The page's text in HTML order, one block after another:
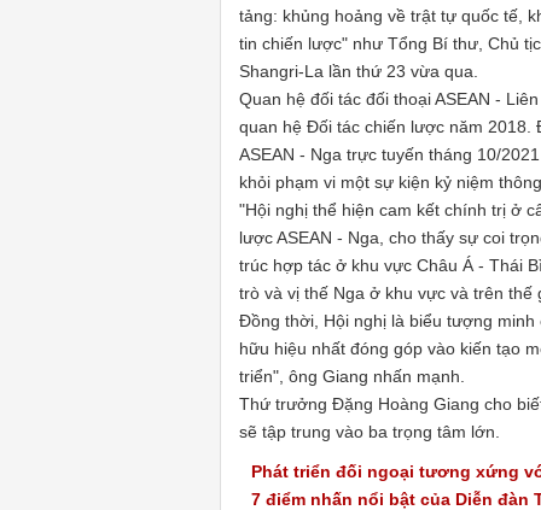
tảng: khủng hoảng về trật tự quốc tế,
tin chiến lược" như Tổng Bí thư, Chủ
Shangri-La lần thứ 23 vừa qua.
Quan hệ đối tác đối thoại ASEAN -
quan hệ Đối tác chiến lược năm
ASEAN - Nga trực tuyến tháng 10/
khỏi phạm vi một sự kiện kỷ niệm
"Hội nghị thể hiện cam kết chính trị ở
lược ASEAN - Nga, cho thấy sự coi
trúc hợp tác ở khu vực Châu Á - Thái
trò và vị thế Nga ở khu vực và trên thế
Đồng thời, Hội nghị là biểu tượng
hữu hiệu nhất đóng góp vào kiến tạo
triển", ông Giang nhấn mạnh.
Thứ trưởng Đặng Hoàng Giang cho
sẽ tập trung vào ba trọng tâm lớn.
Phát triển đối ngoại tương xứng
7 điểm nhấn nổi bật của Diễn đàn